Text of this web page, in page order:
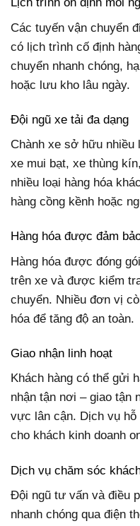
Các tuyến vận chuyển
có lịch trình cố định
chuyển nhanh chóng,
hoặc lưu kho lâu ngày.
Đội ngũ xe tải đa dạng
Chành xe sở hữu nhiều
xe mui bạt, xe thùng
nhiều loại hàng hóa
hàng cồng kềnh hoặc
Hàng hóa được đảm
Hàng hóa được đóng
trên xe và được kiểm
chuyển. Nhiều đơn vị
hóa để tăng độ an toàn.
Giao nhận linh hoạt
Khách hàng có thể gửi
nhận tận nơi – giao tận
vực lân cận. Dịch vụ
cho khách kinh doanh
Dịch vụ chăm sóc
Đội ngũ tư vấn và điều
nhanh chóng qua điện